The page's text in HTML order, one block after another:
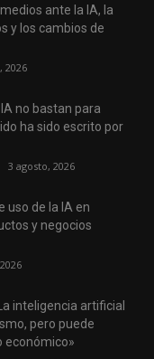
ante la IA, la
y los cambios de
2026
no bastan para
ha sido escrito por
3 agosto, 2026
uso de la IA en
y negocios
inteligencia artificial
pero puede
económico»